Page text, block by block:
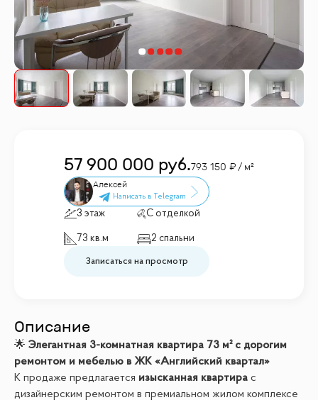
57 900 000 руб.793 150 / м²
Алексей
3 этаж С отделкой
73 кв.м 2 спальни
Записаться на просмотр
Описание
🌟 Элегантная 3-комнатная квартира 73 м² с дорогим
ремонтом и мебелью в ЖК «Английский квартал»
К продаже предлагается изысканная квартира с
дизайнерским ремонтом в премиальном жилом комплексе